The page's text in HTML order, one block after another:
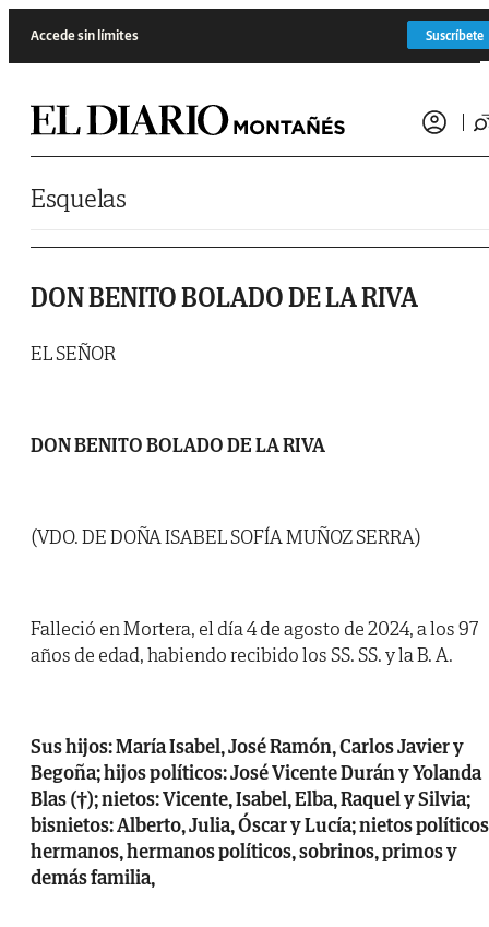
Accede sin límites Suscríbete
Esquelas
DON BENITO BOLADO DE LA RIVA
EL SEÑOR
DON BENITO BOLADO DE LA RIVA
(VDO. DE DOÑA ISABEL SOFÍA MUÑOZ SERRA)
Falleció en Mortera, el día 4 de agosto de 2024, a los 97
años de edad, habiendo recibido los SS. SS. y la B. A.
Sus hijos: María Isabel, José Ramón, Carlos Javier y
Begoña; hijos políticos: José Vicente Durán y Yolanda
Blas (†); nietos: Vicente, Isabel, Elba, Raquel y Silvia;
bisnietos: Alberto, Julia, Óscar y Lucía; nietos
hermanos, hermanos políticos, sobrinos, primos y
demás familia,